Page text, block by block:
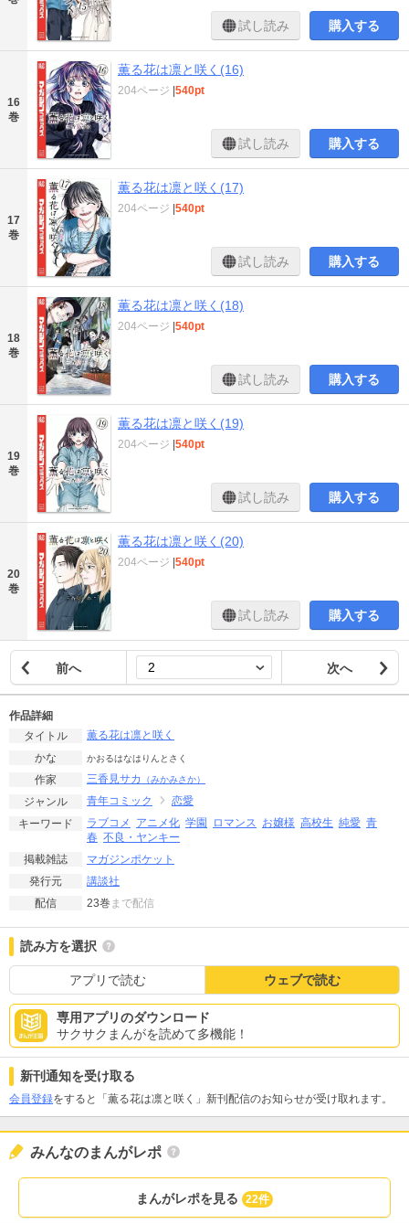
試し読み 購入する
16
巻
薫る花は凛と咲く(16)
204ページ 540pt
試し読み 購入する
17
巻
薫る花は凛と咲く(17)
204ページ 540pt
試し読み 購入する
18
巻
薫る花は凛と咲く(18)
204ページ 540pt
試し読み 購入する
19
巻
薫る花は凛と咲く(19)
204ページ 540pt
試し読み 購入する
20
巻
薫る花は凛と咲く(20)
204ページ 540pt
試し読み 購入する
前へ 次へ
作品詳細
タイトル
薫る花は凛と咲く
かな
かおるはなはりんとさく
作家 三香見サカ （みかみさか）
ジャンル 青年コミック
恋愛
キーワード
ラブコメ アニメ化 学園 ロマンス お嬢様 高校生 純愛 青
春 不良・ヤンキー
掲載雑誌
マガジンポケット
発行元
講談社
配信
23巻 まで配信
読み方を選択
アプリで読む ウェブで読む
専用アプリのダウンロード
サクサクまんがを読めて多機能！
新刊通知を受け取る
会員登録をすると「薫る花は凛と咲く」新刊配信のお知らせが受け取れます。
みんなのまんがレポ
まんがレポを見る 22件